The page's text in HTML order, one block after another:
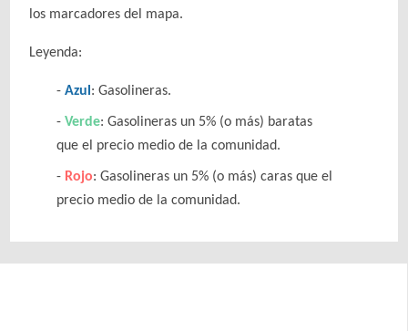
los marcadores del mapa.
Leyenda:
Azul : Gasolineras.
Verde: Gasolineras un 5% (o más) baratas
que el precio medio de la comunidad.
Rojo: Gasolineras un 5% (o más) caras que el
precio medio de la comunidad.